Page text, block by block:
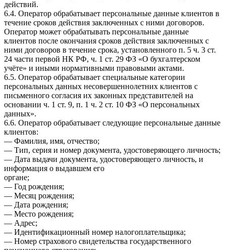
действий.
6.4. Оператор обрабатывает персональные данные клиентов в
течение сроков действия заключенных с ними договоров.
Оператор может обрабатывать персональные данные
клиентов после окончания сроков действия заключенных с
ними договоров в течение срока, установленного п. 5 ч. 3 ст.
24 части первой НК РФ, ч. 1 ст. 29 ФЗ «О бухгалтерском
учёте» и иными нормативными правовыми актами.
6.5. Оператор обрабатывает специальные категории
персональных данных несовершеннолетних клиентов с
письменного согласия их законных представителей на
основании ч. 1 ст. 9, п. 1 ч. 2 ст. 10 ФЗ «О персональных
данных».
6.6. Оператор обрабатывает следующие персональные данные
клиентов:
— Фамилия, имя, отчество;
— Тип, серия и номер документа, удостоверяющего личность;
— Дата выдачи документа, удостоверяющего личность, и
информация о выдавшем его
органе;
— Год рождения;
— Месяц рождения;
— Дата рождения;
— Место рождения;
— Адрес;
— Идентификационный номер налогоплательщика;
— Номер страхового свидетельства государственного